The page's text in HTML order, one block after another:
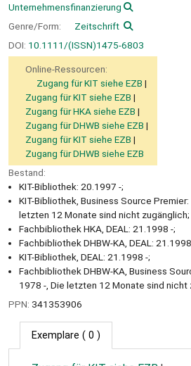
Unternehmensfinanzierung
Genre/Form:
Zeitschrift
DOI: 10.1111/(ISSN)1475-6803
Online-Ressourcen:
Zugang für KIT siehe EZB
Zugang für KIT siehe EZB
Zugang für HKA siehe EZB
Zugang für DHWB siehe EZB
Zugang für KIT siehe EZB
Zugang für DHWB siehe EZB
Bestand:
KIT-Bibliothek: 20.1997 -;
KIT-Bibliothek, Business Source
letzten 12 Monate sind nicht zugänglich;
Fachbibliothek HKA, DEAL: 21.1998 -;
Fachbibliothek DHBW-KA, DEAL:
KIT-Bibliothek, DEAL: 21.1998 -;
Fachbibliothek DHBW-KA, Business
1978 -, Die letzten 12 Monate sind nicht
PPN: 341353906
Exemplare ( 0 )